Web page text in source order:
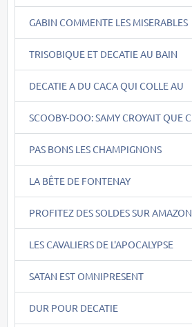
GABIN COMMENTE LES MISERABLES
TRISOBIQUE ET DECATIE AU BAIN
DECATIE A DU CACA QUI COLLE AU
SCOOBY-DOO: SAMY CROYAIT QUE C
PAS BONS LES CHAMPIGNONS
LA BÊTE DE FONTENAY
PROFITEZ DES SOLDES SUR AMAZON
LES CAVALIERS DE L'APOCALYPSE
SATAN EST OMNIPRESENT
DUR POUR DECATIE